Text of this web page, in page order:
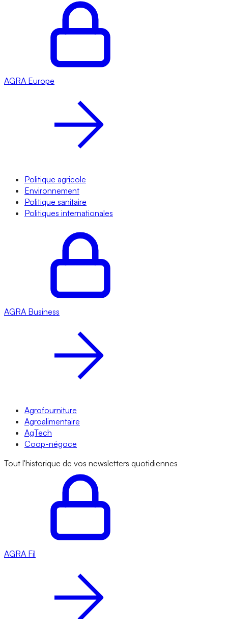
AGRA Europe
Politique agricole
Environnement
Politique sanitaire
Politiques internationales
AGRA Business
Agrofourniture
Agroalimentaire
AgTech
Coop-négoce
Tout l'historique de vos newsletters quotidiennes
AGRA Fil